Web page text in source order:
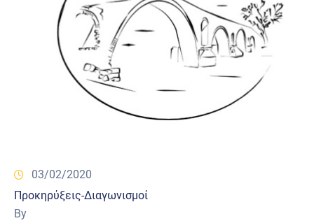
03/02/2020
Προκηρύξεις-Διαγωνισμοί
By